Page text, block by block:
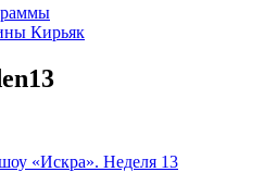
Кирьяк
«Искра». Неделя 13